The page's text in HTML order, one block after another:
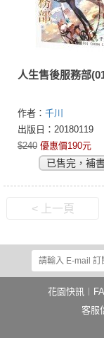
人生售後服務部
作者： 千川
出版日：20180119
$240 優惠價190元
已售完，補
< 上一頁
花園快訊
客服